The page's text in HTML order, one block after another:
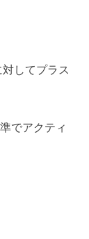
対してプラス
でアクティ